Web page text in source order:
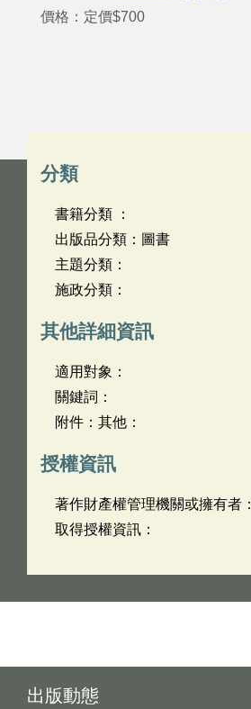
價格：定價$700
分類
書籍分類 ：
出版品分類：圖書
主題分類：
施政分類：
其他詳細資訊
適用對象：
關鍵詞：
附件：其他：
授權資訊
著作財產權管理機關或擁有者：
取得授權資訊：
出版動態